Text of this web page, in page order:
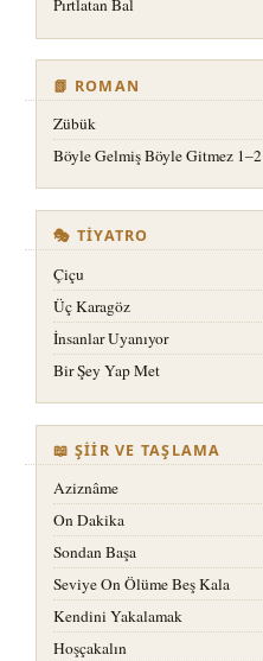
Pırtlatan Bal
📗 ROMAN
Zübük
Böyle Gelmiş Böyle Gitmez 1–2
🎭 TIYATRO
Çiçu
Üç Karagöz
İnsanlar Uyanıyor
Bir Şey Yap Met
📖 ŞIIR VE TAŞLAMA
Aziznâme
On Dakika
Sondan Başa
Seviye On Ölüme Beş Kala
Kendini Yakalamak
Hoşçakalın